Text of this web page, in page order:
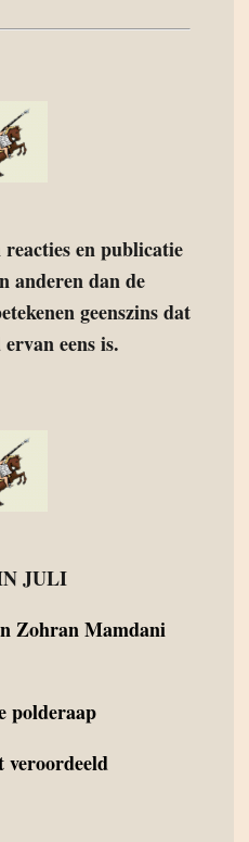
en publicatie
anderen dan de
geenszins dat
eens is.
JULI
Zohran Mamdani
polderaap